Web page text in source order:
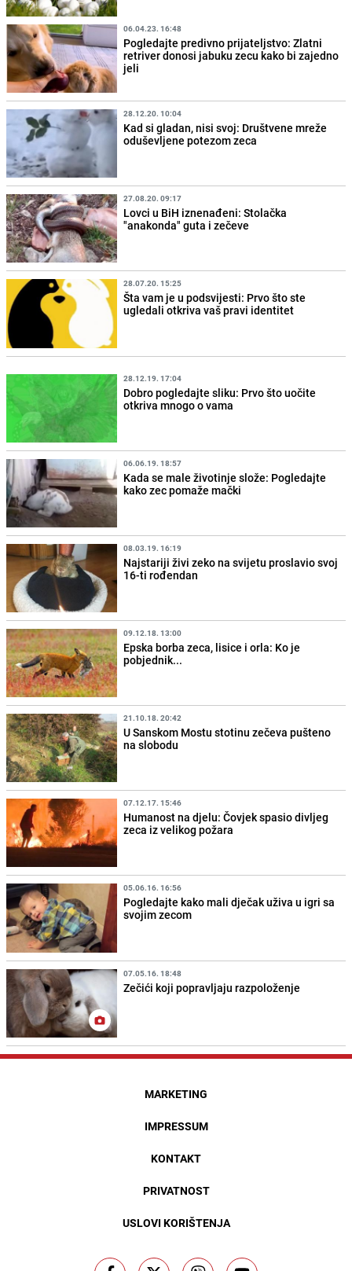
06.04.23. 16:48
Pogledajte predivno prijateljstvo: Zlatni
retriver donosi jabuku zecu kako bi zajedno
jeli
28.12.20. 10:04
Kad si gladan, nisi svoj: Društvene mreže
oduševljene potezom zeca
27.08.20. 09:17
Lovci u BiH iznenađeni: Stolačka
"anakonda" guta i zečeve
28.07.20. 15:25
Šta vam je u podsvijesti: Prvo što ste
ugledali otkriva vaš pravi identitet
28.12.19. 17:04
Dobro pogledajte sliku: Prvo što uočite
otkriva mnogo o vama
06.06.19. 18:57
Kada se male životinje slože: Pogledajte
kako zec pomaže mački
08.03.19. 16:19
Najstariji živi zeko na svijetu proslavio svoj
16-ti rođendan
09.12.18. 13:00
Epska borba zeca, lisice i orla: Ko je
pobjednik...
21.10.18. 20:42
U Sanskom Mostu stotinu zečeva pušteno
na slobodu
07.12.17. 15:46
Humanost na djelu: Čovjek spasio divljeg
zeca iz velikog požara
05.06.16. 16:56
Pogledajte kako mali dječak uživa u igri sa
svojim zecom
07.05.16. 18:48
Zečići koji popravljaju razpoloženje
MARKETING
IMPRESSUM
KONTAKT
PRIVATNOST
USLOVI KORIŠTENJA